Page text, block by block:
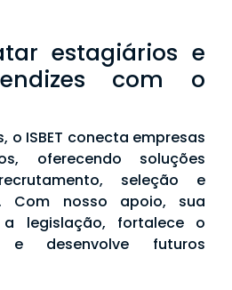
estagiários e
com o
o ISBET conecta empresas
oferecendo soluções
seleção e
Com nosso apoio, sua
a legislação, fortalece o
desenvolve futuros